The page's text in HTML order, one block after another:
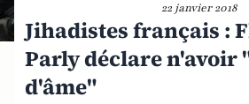
22 janvier 2018
Jihadistes français :
Parly déclare n'avoir
d'âme"